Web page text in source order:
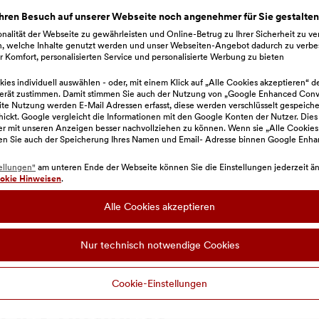
Debitkartenzahlung, etc.
Bonus 90 Tage nach Kontoeröffnung auf
Besuch auf unserer Webseite noch angenehmer für Sie
der Webseite zu gewährleisten und Online-Betrug zu Ihrer Sicherheit zu
welche Inhalte genutzt werden und unser Webseiten-Angebot dadurch zu
Komfort, personalisierten Service und personalisierte Werbung zu bieten
individuell auswählen - oder, mit einem Klick auf „Alle Cookies akzeptieren“
zustimmen. Damit stimmen Sie auch der Nutzung von „Google Enhanced
Nutzung werden E-Mail Adressen erfasst, diese werden verschlüsselt
Google vergleicht die Informationen mit den Google Konten der Nutzer.
mit unseren Anzeigen besser nachvollziehen zu können. Wenn sie „Alle
Sie auch der Speicherung Ihres Namen und Email- Adresse binnen Google
am unteren Ende der Webseite können Sie die Einstellungen jederzeit
Hinweisen.
Alle Cookies akzeptieren
Nur technisch notwendige Cookies
Cookie-Einstellungen